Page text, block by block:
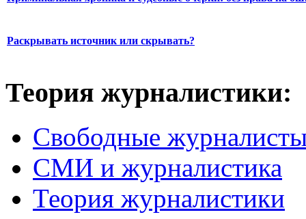
Раскрывать источник или скрывать?
Теория журналистики:
Свободные
СМИ и журналистика
Теория журналистики